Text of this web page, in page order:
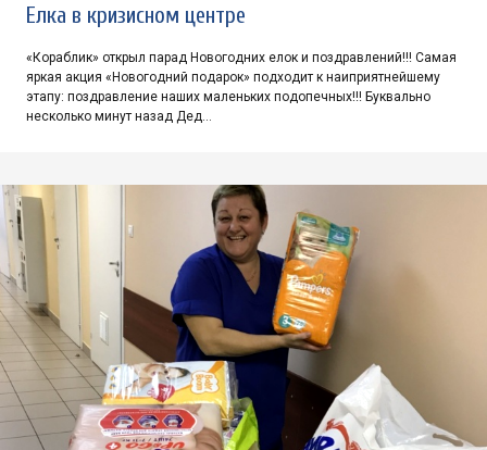
Елка в кризисном центре
«Кораблик» открыл парад Новогодних елок и поздравлений!!! Самая
яркая акция «Новогодний подарок» подходит к наиприятнейшему
этапу: поздравление наших маленьких подопечных!!! Буквально
несколько минут назад Дед…